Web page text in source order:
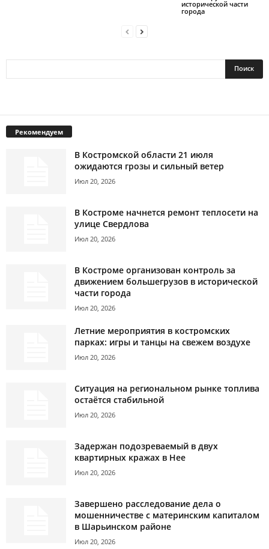
исторической части
города
Рекомендуем
В Костромской области 21 июля
ожидаются грозы и сильный ветер
Июл 20, 2026
В Костроме начнется ремонт теплосети на
улице Свердлова
Июл 20, 2026
В Костроме организован контроль за
движением большегрузов в исторической
части города
Июл 20, 2026
Летние мероприятия в костромских
парках: игры и танцы на свежем воздухе
Июл 20, 2026
Ситуация на региональном рынке топлива
остаётся стабильной
Июл 20, 2026
Задержан подозреваемый в двух
квартирных кражах в Нее
Июл 20, 2026
Завершено расследование дела о
мошенничестве с материнским капиталом
в Шарьинском районе
Июл 20, 2026